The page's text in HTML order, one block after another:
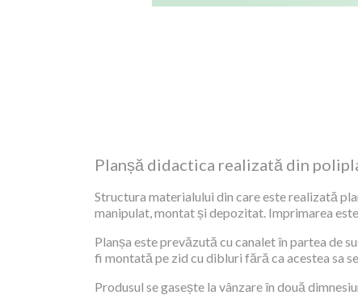
Planșă didactica realizată din
Structura materialului din care este realizată
manipulat, montat și depozitat. Imprimarea
Planșa este prevăzută cu canalet în partea de
fi montată pe zid cu dibluri fără ca acestea sa
Produsul se gasește la vânzare în două